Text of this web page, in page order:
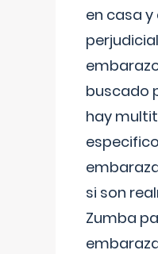
en casa y
buscado
hay
si son
Zumba